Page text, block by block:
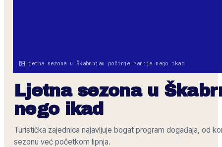
Ljetna sezona u Škabrnjau počinje ranije nego ikad
Ljetna sezona u
nego ikad
Turistička zajednica najavljuje bogat program događaja, od
sezonu već početkom lipnja.